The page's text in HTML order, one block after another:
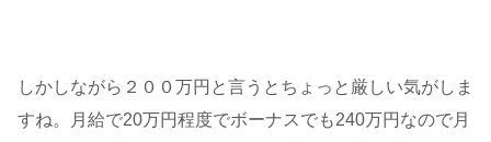
しかしながら２００万円と言うとちょっと厳しい気がしま
すね。月給で20万円程度でボーナスでも240万円なので月